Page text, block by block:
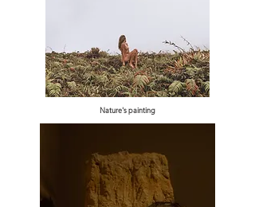
Nature's painting